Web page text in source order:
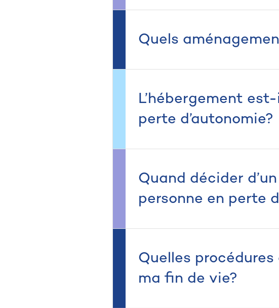
Quels
L’hébergement
perte d’autonomie?
Quand décider
personne en perte
Quelles
ma fin de vie?